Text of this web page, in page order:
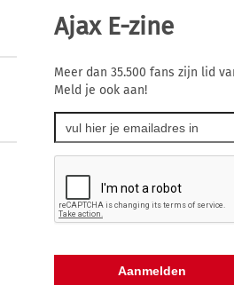
Ajax E-zine
Meer dan 35.500 fans zijn lid
Meld je ook aan!